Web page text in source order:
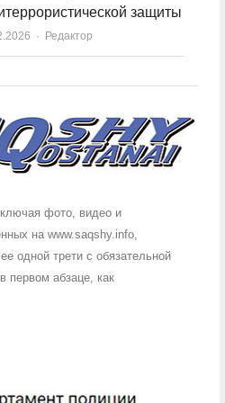
защиты
Author
Редактор
фото, видео и
на www.saqshy.info,
одной трети с обязательной
первом абзаце, как